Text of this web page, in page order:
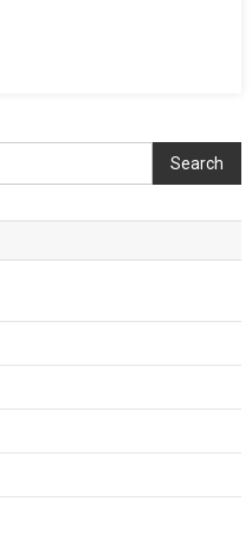
Search